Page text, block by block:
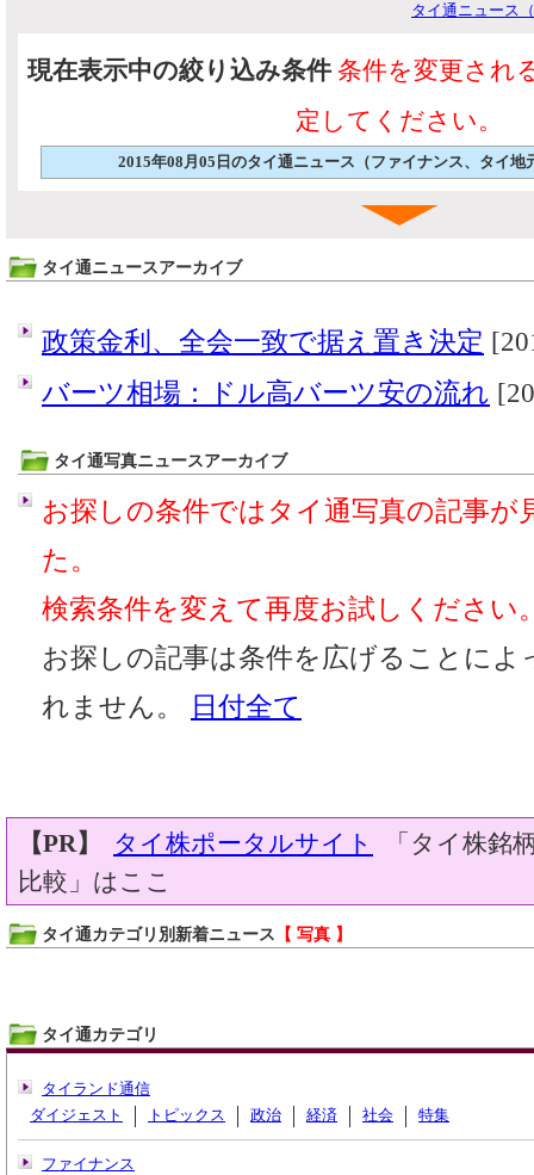
タイ通ニュース
現在表示中の絞り込み条件 条件を変更され
定してください。
2015年08月05日のタイ通ニュース（ファイナンス、タイ地
タイ通ニュースアーカイブ
政策金利、全会一致で据え置き決定
バーツ相場：ドル高バーツ安の流れ
タイ通写真ニュースアーカイブ
お探しの条件ではタイ通写真の記事が
た。
検索条件を変えて再度お試しください
お探しの記事は条件を広げることに
れません。
日付全て
【PR】 タイ株ポータルサイト
「タイ株銘
比較」はここ
タイ通カテゴリ別新着ニュース 【 写真 】
タイ通カテゴリ
タイランド通信
ダイジェスト
トピックス 政治 経済 社会 特集
ファイナンス